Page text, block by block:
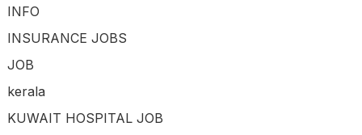
INFO
INSURANCE JOBS
JOB
kerala
KUWAIT HOSPITAL JOB